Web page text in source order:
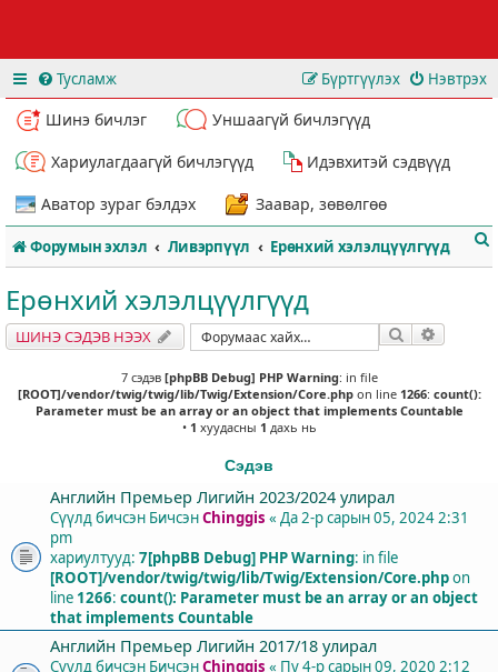
Тусламж Нэвтрэх
Бүртгүүлэх
Шинэ бичлэг
Уншаагүй бичлэгүүд
Хариулагдаагүй бичлэгүүд
Идэвхитэй сэдвүүд
Аватор зураг бэлдэх
Заавар, зөвөлгөө
Форумын эхлэл Ливэрпүүл Ерөнхий хэлэлцүүлгүүд
Ерөнхий хэлэлцүүлгүүд
ШИНЭ СЭДЭВ НЭЭХ Хайлт
7 сэдэв [phpBB Debug] PHP Warning: in file
[ROOT]/vendor/twig/twig/lib/Twig/Extension/Core.phpon line 1266: count():
Parameter must be an array or an object that implements Countable
• 1 хуудасны 1 дахь нь
Сэдэв
Английн Премьер Лигийн 2023/2024 улирал
Сүүлд бичсэн БичсэнChinggis « Да 2-р сарын 05, 2024 2:31
pm
хариултууд: 7[phpBB Debug] PHP Warning: in file
[ROOT]/vendor/twig/twig/lib/Twig/Extension/Core.phpon
line 1266: count(): Parameter must be an array or an object
that implements Countable
Английн Премьер Лигийн 2017/18 улирал
Сүүлд бичсэн БичсэнChinggis « Пү 4-р сарын 09, 2020 2:12